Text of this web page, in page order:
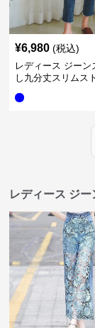
¥6,980 (税込)
レディース ジーン
し九分丈スリムス
レディース ジ